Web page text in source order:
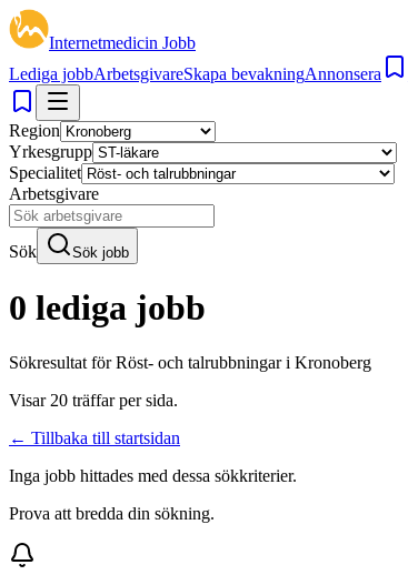
Internetmedicin Jobb
Lediga jobbArbetsgivareSkapa bevakningAnnonsera
Region
Yrkesgrupp
Specialitet
Arbetsgivare
Sök Sök jobb
0 lediga jobb
Sökresultat förRöst- och talrubbningar i Kronoberg
Visar 20 träffar per sida.
← Tillbaka till startsidan
Inga jobb hittades med dessa sökkriterier.
Prova att bredda din sökning.